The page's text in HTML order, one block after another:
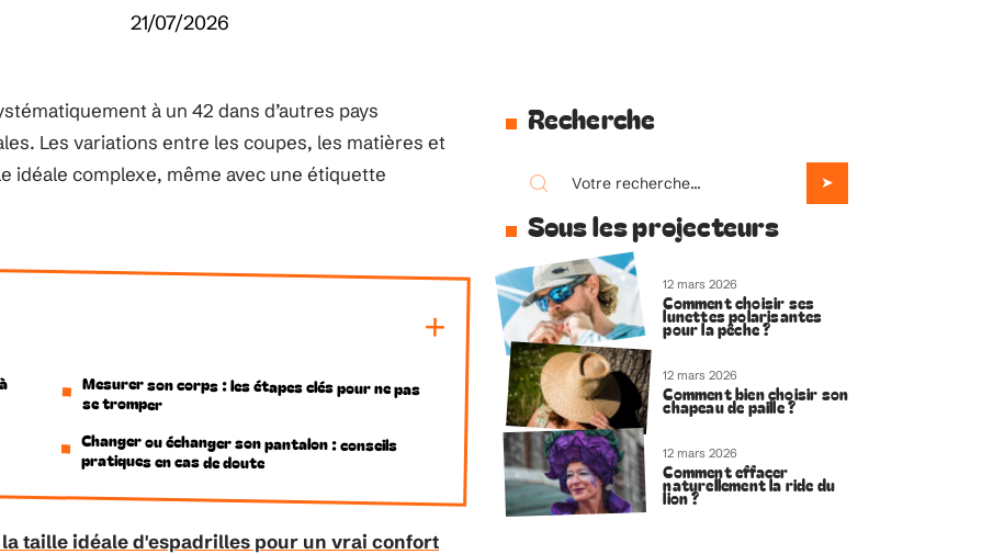
21/07/2026
à un 42 dans d’autres pays
Les variations entre les coupes, les matières et
idéale complexe, même avec une étiquette
Mesurer son corps : les étapes clés pour ne pas
se tromper
Changer ou échanger son pantalon : conseils
pratiques en cas de doute
taille idéale d'espadrilles pour un vrai confort
Recherche
Sous les projecteurs
12 mars 2026
Comment choisir ses
lunettes polarisantes
pour la pêche ?
12 mars 2026
Comment bien choisir son
chapeau de paille ?
12 mars 2026
Comment effacer
naturellement la ride du
lion ?